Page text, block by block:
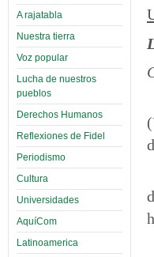
A rajatabla
Nuestra tierra
Voz popular
Lucha de nuestros
pueblos
Derechos Humanos
Reflexiones de Fidel
Periodismo
Cultura
Universidades
AquíCom
Latinoamerica